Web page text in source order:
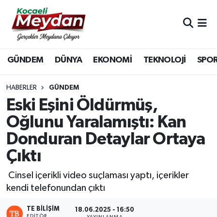
GÜNDEM DÜNYA EKONOMİ TEKNOLOJİ
HABERLER GÜNDEM
Eski Eşini Öldürmüş,
Oğlunu Yaralamıştı: Kan
Donduran Detaylar Ortaya
Çıktı
Cinsel içerikli video suçlaması yaptı, içerikler
kendi telefonundan çıktı
TE BILIŞIM
EDITÖR
18.06.2025 - 16:50
Nöbetçi Eczaneler
Hava Durumu
Trafik Durumu
Süper Lig Puan Durumu ve Fikstür
Tüm Manşetler
Son Dakika Haberleri
Haber Arşivi